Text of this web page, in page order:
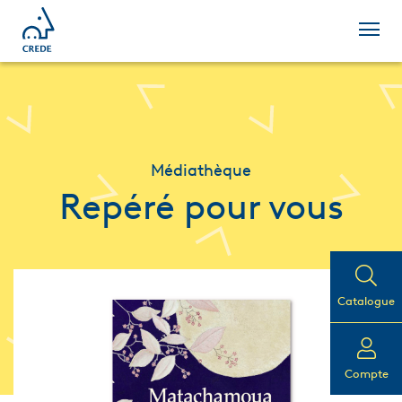
Catalogue
Compte
Médiathèque
Repéré pour vous